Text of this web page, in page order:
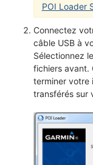
POI Loader
Connectez
câble USB à
Sélectionnez
fichiers avant.
terminer votre
transférés sur